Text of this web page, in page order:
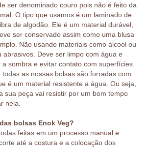
ser denominado couro pois não é feito da
O tipo que usamos é um laminado de
de algodão. Ele é um material durável,
ser conservado assim como uma blusa
Não usando materiais como álcool ou
abrasivos. Deve ser limpo com água e
sombra e evitar contato com superfícies
todas as nossas bolsas são forradas com
é um material resistente a água. Ou seja,
sua peça vai resistir por um bom tempo
nela.
bolsas Enok Veg?
feitas em um processo manual e
até a costura e a colocação dos